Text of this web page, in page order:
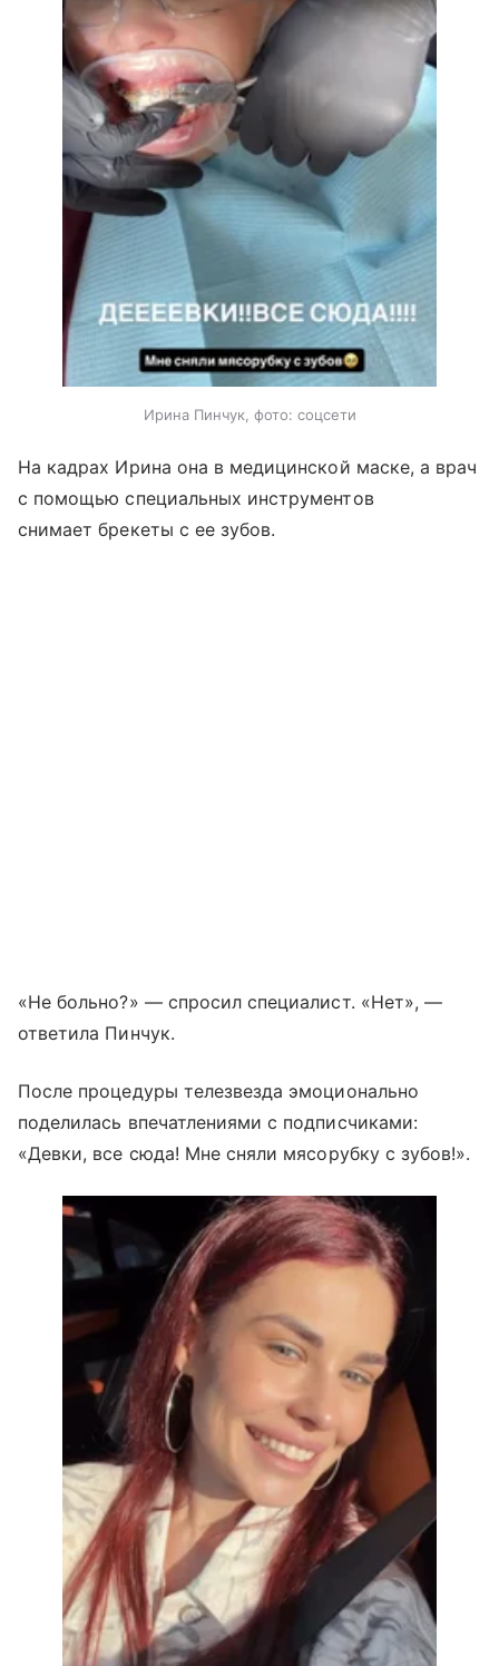
Ирина Пинчук, фото: соцсети
На кадрах Ирина она в медицинской маске, а врач
с помощью специальных инструментов
снимает брекеты с ее зубов.
«Не больно?» — спросил специалист. «Нет», —
ответила Пинчук.
После процедуры телезвезда эмоционально
поделилась впечатлениями с подписчиками:
«Девки, все сюда! Мне сняли мясорубку с зубов!».